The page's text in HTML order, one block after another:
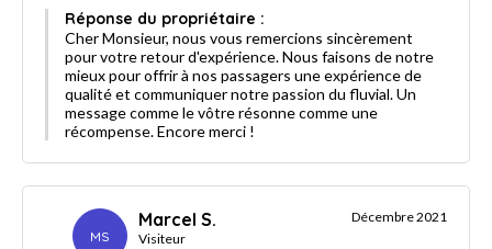
Réponse du propriétaire :
Cher Monsieur, nous vous remercions sincèrement
pour votre retour d'expérience. Nous faisons de notre
mieux pour offrir à nos passagers une expérience de
qualité et communiquer notre passion du fluvial. Un
message comme le vôtre résonne comme une
récompense. Encore merci !
MS
Marcel S.
Visiteur
Décembre 2021